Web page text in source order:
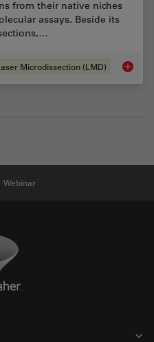
from their native niches
assays. Beside its
Microdissection (LMD) Live
Webinar
Logo